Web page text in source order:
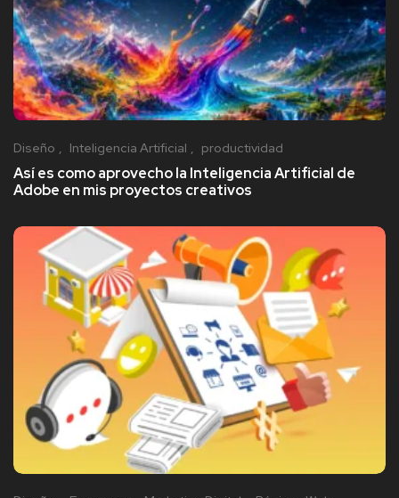
Diseño Inteligencia Artificial productividad
Así es como aprovecho la Inteligencia Artificial de
Adobe en mis proyectos creativos